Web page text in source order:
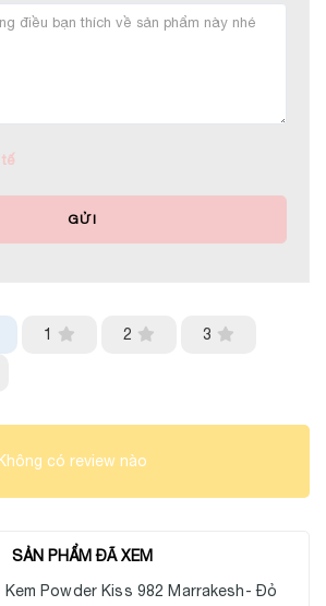
GỬI
1 2 3
có review nào
SẢN PHẨM ĐÃ XEM
Kem Powder Kiss 982 Marrakesh- Đỏ